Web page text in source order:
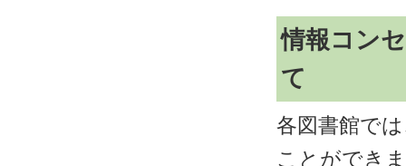
情報コン
て
各図書館で
ことができ